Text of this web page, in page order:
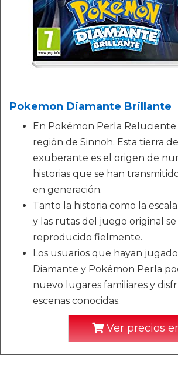
Pokemon Diamante Brillante
En Pokémon Perla Reluciente
región de Sinnoh. Esta tierra
exuberante es el origen de
historias que se han
en generación.
Tanto la historia como la
y las rutas del juego original
reproducido fielmente.
Los usuarios que hayan
Diamante y Pokémon Perla
nuevo lugares familiares y
escenas conocidas.
Ver precios